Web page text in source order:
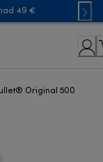
49 €
Original 500